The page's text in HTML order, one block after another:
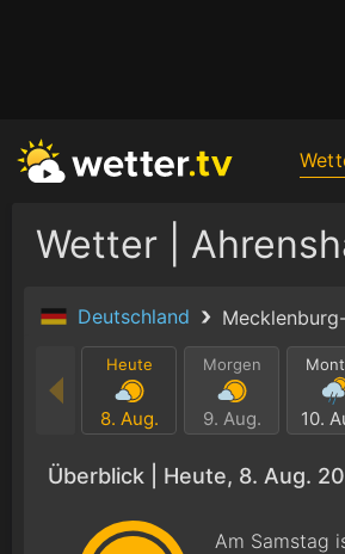
Wetter |
Deutschland
Heute
8. Aug.
Morgen
9. Aug. 10.
Überblick | Heute, 8. Aug.
Am Samstag